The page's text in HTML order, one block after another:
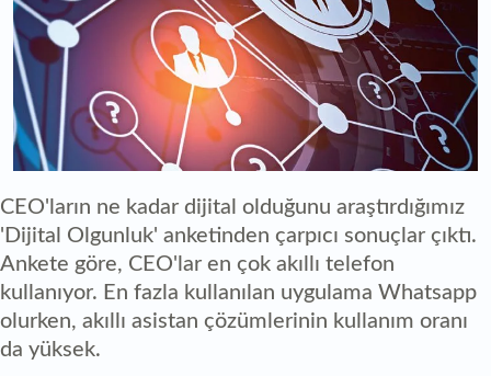
CEO'ların ne kadar dijital olduğunu araştırdığımız
'Dijital Olgunluk' anketinden çarpıcı sonuçlar çıktı.
Ankete göre, CEO'lar en çok akıllı telefon
kullanıyor. En fazla kullanılan uygulama Whatsapp
olurken, akıllı asistan çözümlerinin kullanım oranı
da yüksek.